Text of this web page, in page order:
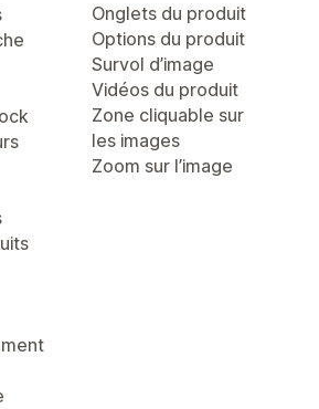
Onglets du produit
Options du produit
Survol d’image
Vidéos du produit
Zone cliquable sur
les images
Zoom sur l’image